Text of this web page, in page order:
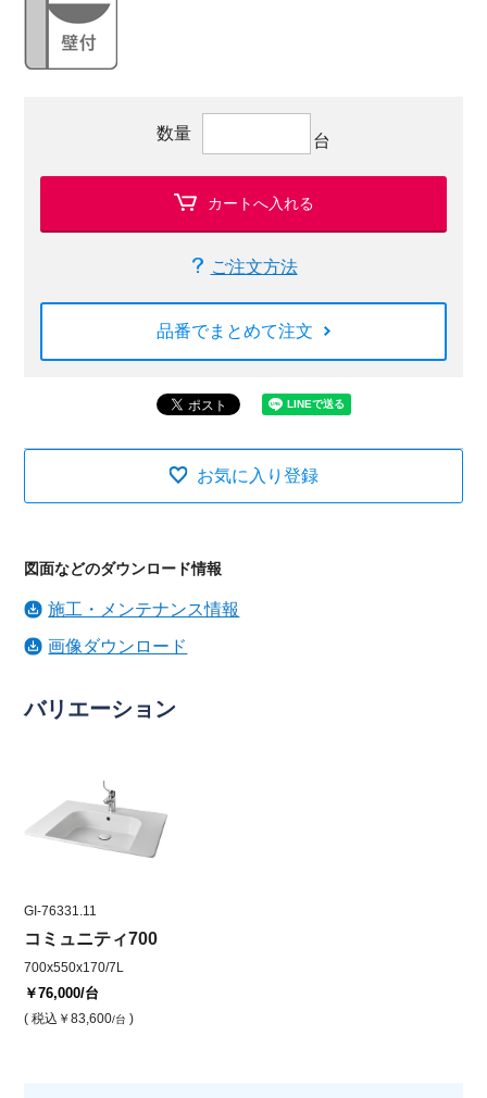
数量 台
カートへ入れる
ご注文方法
品番でまとめて注文
お気に入り登録
図面などのダウンロード情報
施工・メンテナンス情報
画像ダウンロード
バリエーション
GI-76331.11
コミュニティ700
700x550x170/7L
￥76,000/台
( 税込 ￥83,600/台 )